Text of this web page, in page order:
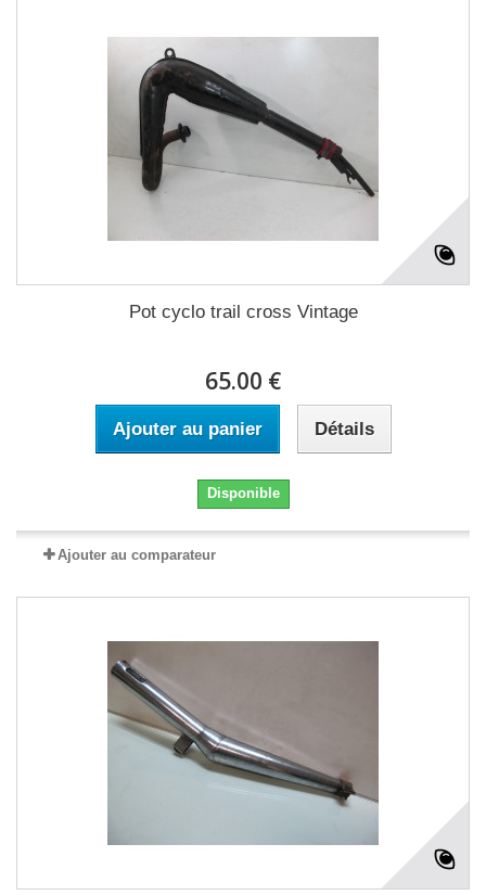
Pot cyclo trail cross Vintage
65.00 €
Ajouter au panier Détails
Disponible
Ajouter au comparateur